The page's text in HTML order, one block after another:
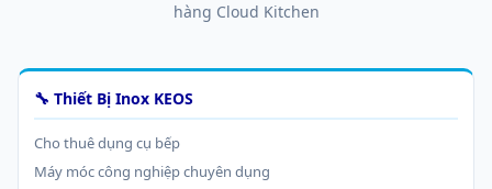
hàng Cloud Kitchen
🔧 Thiết Bị Inox KEOS
Cho thuê dụng cụ bếp
Máy móc công nghiệp chuyên dụng